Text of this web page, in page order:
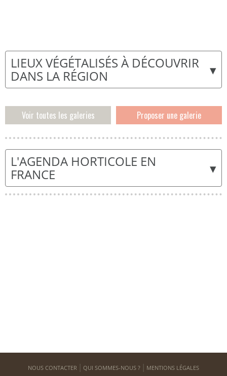
▾
LIEUX VÉGÉTALISÉS À DÉCOUVRIR
DANS LA RÉGION
Voir toutes les galeries Proposer une galerie
▾
L'AGENDA HORTICOLE EN
FRANCE
NOUS CONTACTER QUI SOMMES-NOUS ? MENTIONS LÉGALES